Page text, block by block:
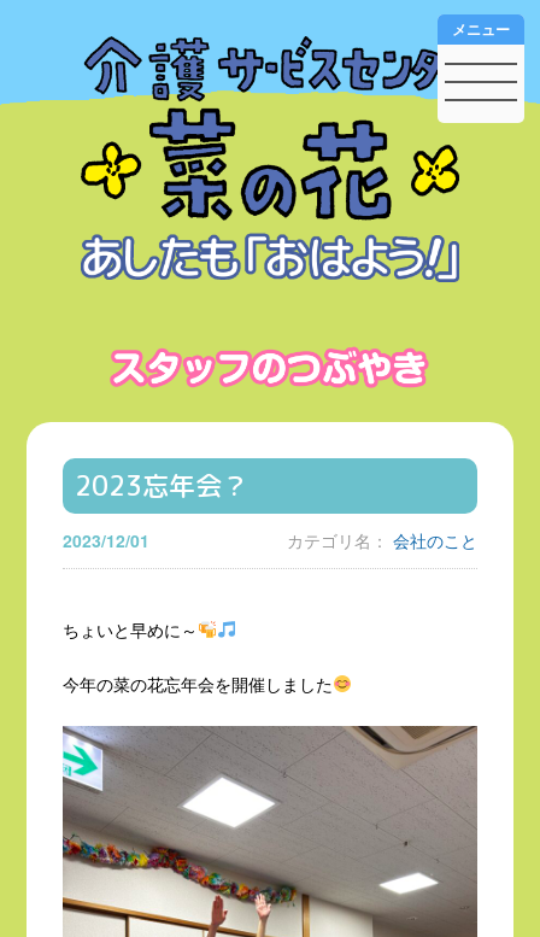
メニュー
2023忘年会？
2023/12/01 カテゴリ名： 会社のこと
ちょいと早めに～
今年の菜の花忘年会を開催しました